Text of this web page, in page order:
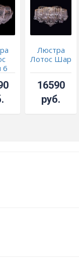
6
Люстра
Лотос Шар
16590
руб.